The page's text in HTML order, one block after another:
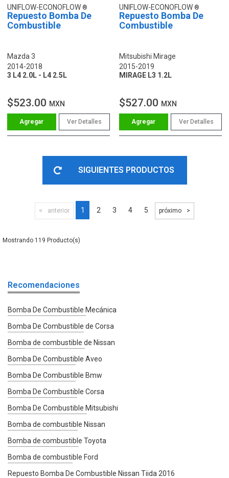
UNIFLOW-ECONOFLOW
Repuesto Bomba De
Combustible
Mazda 3
2014-2018
3 L4 2.0L - L4 2.5L
$523.00 MXN
Ver Detalles
UNIFLOW-ECONOFLOW
Repuesto Bomba De
Combustible
Mitsubishi Mirage
2015-2019
MIRAGE L3 1.2L
$527.00 MXN
Ver Detalles
SIGUIENTES PRODUCTOS
anterior 1 2 3 4 5 próximo
119
Recomendaciones
Bomba De Combustible Mecánica
Bomba De Combustible de Corsa
Bomba de combustible de Nissan
Bomba De Combustible Aveo
Bomba De Combustible Bmw
Bomba De Combustible Corsa
Bomba De Combustible Mitsubishi
Bomba de combustible Nissan
Bomba de combustible Toyota
Bomba de combustible Ford
Repuesto Bomba De Combustible Nissan Tiida 2016